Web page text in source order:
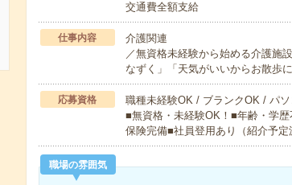
交通費全額支給
仕事内容
介護関連
／無資格未経験から始める介護施
なずく」「天気がいいからお散歩
応募資格
職種未経験OK / ブランクOK / パ
■無資格・未経験OK！■年齢・学
保険完備■社員登用あり（紹介予
職場の雰囲気